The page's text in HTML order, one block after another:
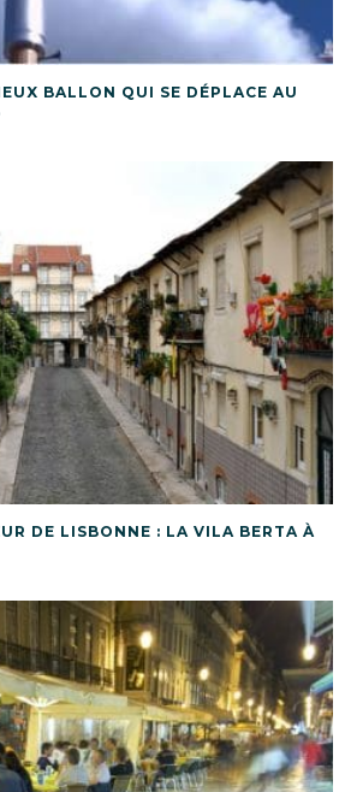
BALLON QUI SE DÉPLACE AU
DE LISBONNE : LA VILA BERTA À